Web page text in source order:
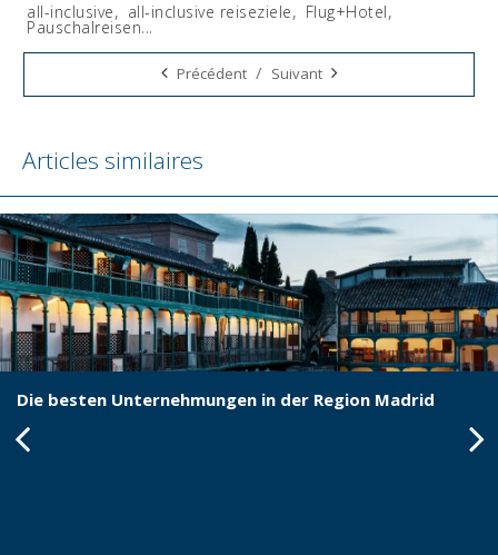
Tags:
all-inclusive, all-inclusive reiseziele, Flug+Hotel,
Pauschalreisen...
Précédent / Suivant
Articles similaires
Die besten Unternehmungen in der Region Madrid